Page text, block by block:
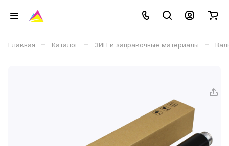
Главная – Каталог – ЗИП и заправочные материалы –